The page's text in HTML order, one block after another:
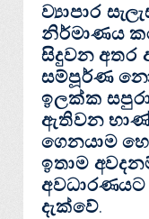
ව්‍යාපාර
නිර්මාණය
සිදුවන අතර
සම්පූර්ණ
ඉලක්ක
ඇතිවන
ගෙනයාම
ඉතාම
දැක්වේ.